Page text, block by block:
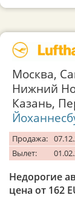
Москва,
Нижний
Казань,
Продажа:
Вылет:
Недорогие
цена от 162